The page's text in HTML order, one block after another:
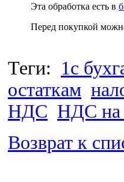
Эта обработка есть в
Перед покупкой
Теги: 1с
остаткам
НДС НДС
Возврат к